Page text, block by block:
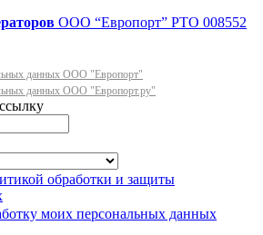
ООО “Европорт” РТО 008552
данных ООО "Европорт"
данных ООО "Европорт.ру"
обработки и защиты
моих персональных данных